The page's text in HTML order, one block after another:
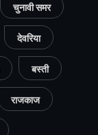
चुनावी समर
देवरिया
बस्ती
राजकाज